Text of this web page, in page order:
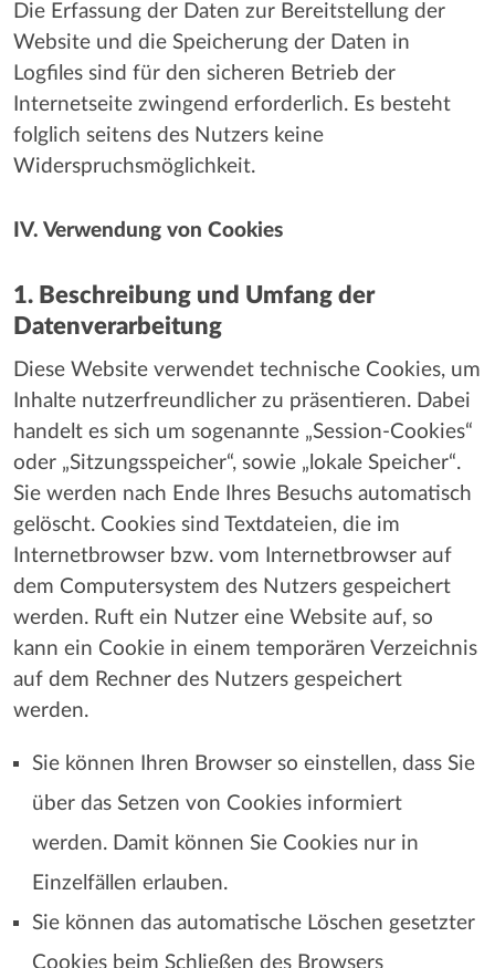
Die Erfassung der Daten zur Bereitstellung der
Website und die Speicherung der Daten in
Logfiles sind für den sicheren Betrieb der
Internetseite zwingend erforderlich. Es besteht
folglich seitens des Nutzers keine
Widerspruchsmöglichkeit.
IV. Verwendung von Cookies
1. Beschreibung und Umfang der
Datenverarbeitung
Diese Website verwendet technische Cookies, um
Inhalte nutzerfreundlicher zu präsentieren. Dabei
handelt es sich um sogenannte „Session-Cookies“
oder „Sitzungsspeicher“, sowie „lokale Speicher“.
Sie werden nach Ende Ihres Besuchs automatisch
gelöscht. Cookies sind Textdateien, die im
Internetbrowser bzw. vom Internetbrowser auf
dem Computersystem des Nutzers gespeichert
werden. Ruft ein Nutzer eine Website auf, so
kann ein Cookie in einem temporären Verzeichnis
auf dem Rechner des Nutzers gespeichert
werden.
Sie können Ihren Browser so einstellen, dass Sie
über das Setzen von Cookies informiert
werden. Damit können Sie Cookies nur in
Einzelfällen erlauben.
Sie können das automatische Löschen gesetzter
Cookies beim Schließen des Browsers